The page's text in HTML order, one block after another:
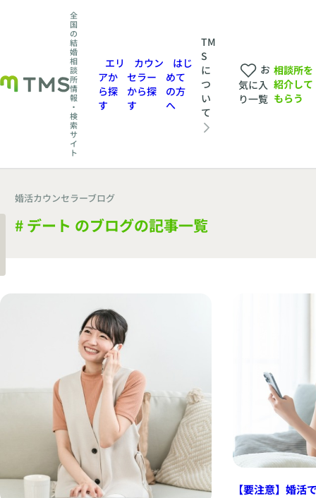
全
国
の
結
婚
相
談
所
情
報
・
検
索
サ
イ
ト
エリ
アか
ら探
す
カウン
セラー
から探
す
はじ
めて
の方
へ
TM
S
に
つ
い
て
お
気に入
り一覧
相談所を
紹介して
もらう
婚活カウンセラーブログ
# デート のブログの記事一覧
【要注意】婚活